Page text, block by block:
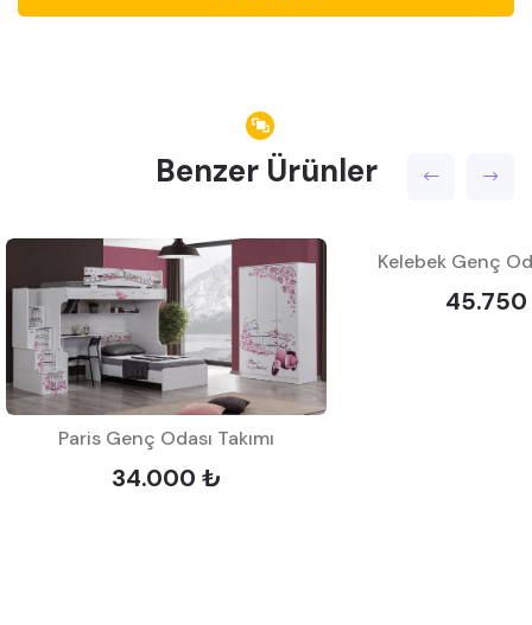
Benzer Ürünler
Paris Genç Odası Takımı
34.000 ₺
Kelebek Genç